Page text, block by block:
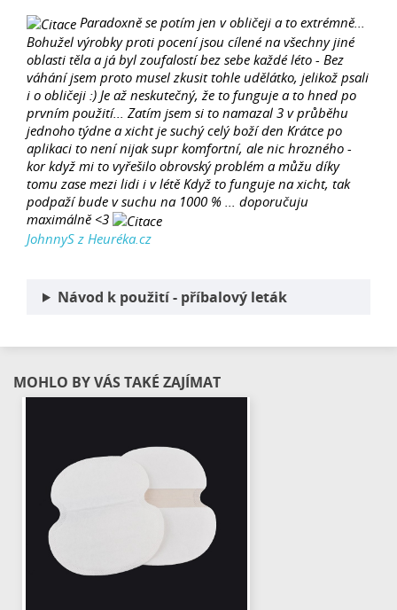
Paradoxně se potím jen v obličeji a to extrémně...
Bohužel výrobky proti pocení jsou cílené na všechny jiné
oblasti těla a já byl zoufalostí bez sebe každé léto - Bez
váhání jsem proto musel zkusit tohle udělátko, jelikož psali
i o obličeji :) Je až neskutečný, že to funguje a to hned po
prvním použití... Zatím jsem si to namazal 3 v průběhu
jednoho týdne a xicht je suchý celý boží den Krátce po
aplikaci to není nijak supr komfortní, ale nic hrozného -
kor když mi to vyřešilo obrovský problém a můžu díky
tomu zase mezi lidi i v létě Když to funguje na xicht, tak
podpaží bude v suchu na 1000 % ... doporučuju
maximálně <3
JohnnyS z Heuréka.cz
Návod k použití - příbalový leták
MOHLO BY VÁS TAKÉ ZAJÍMAT